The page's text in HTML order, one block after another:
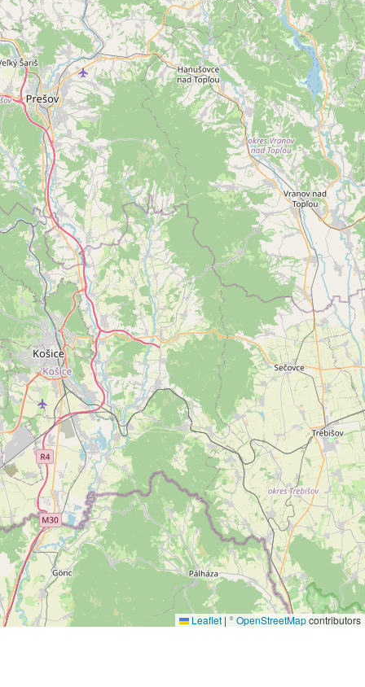
Leaflet | © OpenStreetMapcontributors